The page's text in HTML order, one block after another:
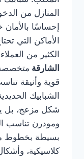
المنازل من
إحساسًا
الأماكن التي
الكثير من
الشارقة متخصصة
قوية وأنيقة
الشبابيك
شكل مزعج، بل
ومودرن تناسب
بسيطة بخطوط
كلاسيكية،